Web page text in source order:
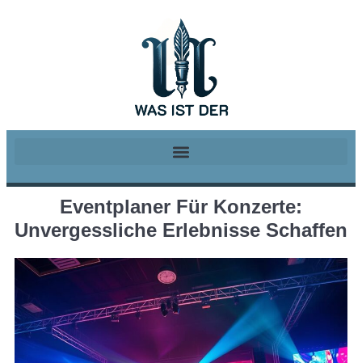
Eventplaner Für Konzerte:
Unvergessliche Erlebnisse Schaffen